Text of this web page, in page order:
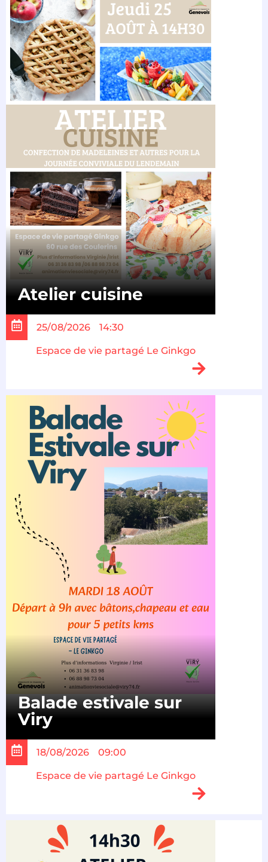
Atelier cuisine
25/08/2026 14:30
Espace de vie partagé Le Ginkgo
Balade estivale sur
Viry
18/08/2026 09:00
Espace de vie partagé Le Ginkgo